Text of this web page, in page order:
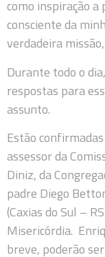
como inspiração a
consciente da
verdadeira
Durante todo o
respostas para
assunto.
Estão
assessor da
Diniz, da
padre Diego
(Caxias do Sul –
Misericórdia.
breve, poderão